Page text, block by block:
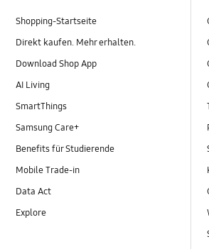
Shopping-Startseite
Direkt kaufen. Mehr erhalten.
Download Shop App
AI Living
SmartThings
Samsung Care+
Benefits für Studierende
Mobile Trade-in
Data Act
Explore